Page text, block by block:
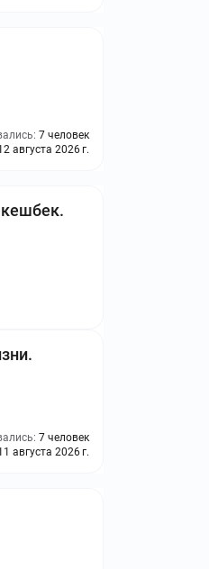
7 человек
августа 2026 г.
7 человек
августа 2026 г.